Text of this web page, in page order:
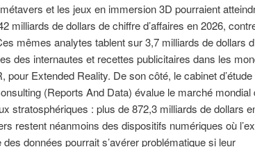
et les jeux en immersion 3D pourraient
milliards de dollars de chiffre d’affaires en 2026,
mêmes analytes tablent sur 3,7 milliards de dollars
des internautes et recettes publicitaires dans les
pour Extended Reality. De son côté, le cabinet d’étude
(Reports And Data) évalue le marché mondial
stratosphériques : plus de 872,3 milliards de dollars
restent néanmoins des dispositifs numériques où
données pourrait s’avérer problématique si leur